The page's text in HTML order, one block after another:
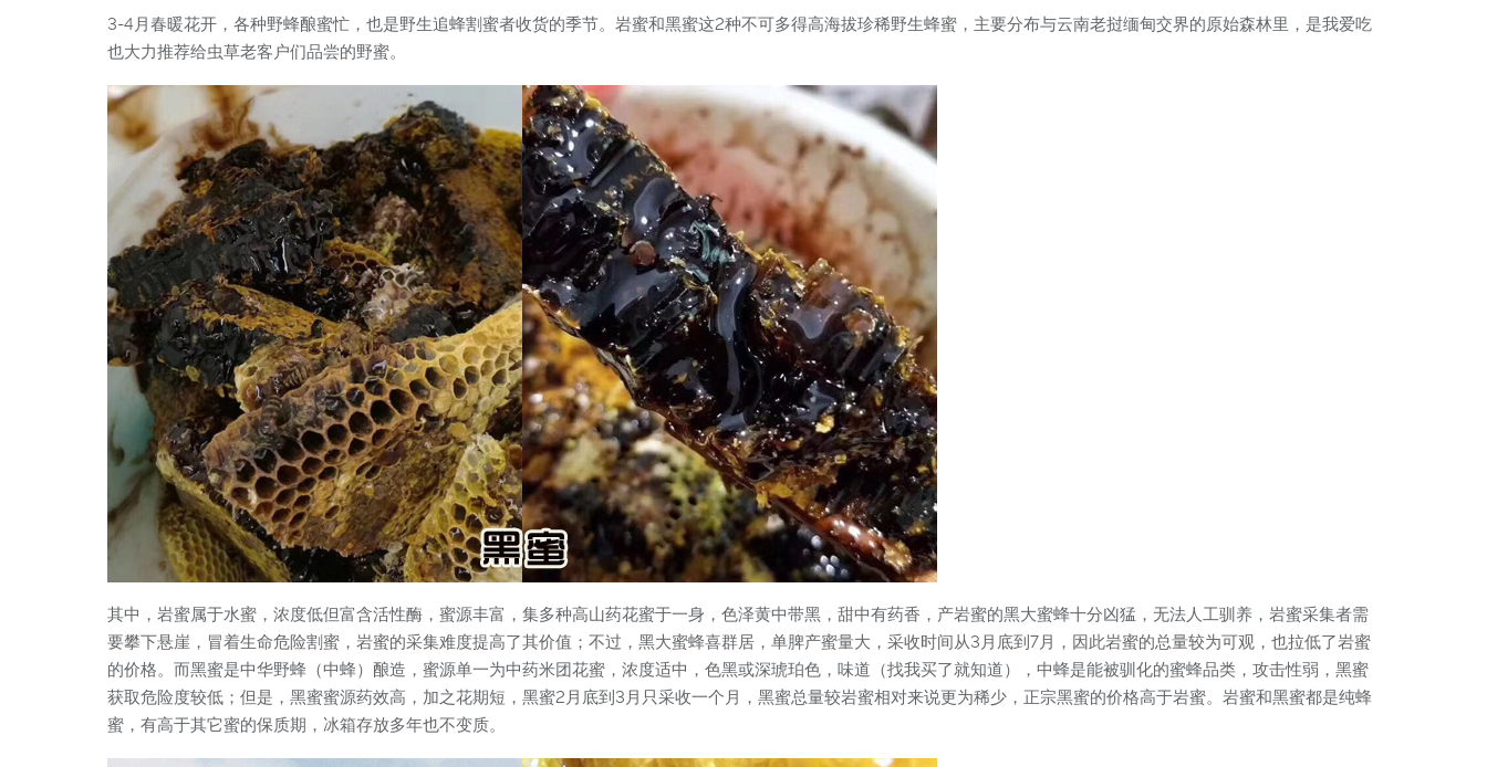
3-4月春暖花开，各种野蜂酿蜜忙，也是野生追蜂割蜜者收货的季节。岩蜜和黑蜜这2种不可多得高海拔珍稀野生蜂蜜，主要分布与云南老挝缅甸交界的原始森林里，是我爱吃
也大力推荐给虫草老客户们品尝的野蜜。
其中，岩蜜属于水蜜，浓度低但富含活性酶，蜜源丰富，集多种高山药花蜜于一身，色泽黄中带黑，甜中有药香，产岩蜜的黑大蜜蜂十分凶猛，无法人工驯养，岩蜜采集者需
要攀下悬崖，冒着生命危险割蜜，岩蜜的采集难度提高了其价值；不过，黑大蜜蜂喜群居，单脾产蜜量大，采收时间从3月底到7月，因此岩蜜的总量较为可观，也拉低了岩蜜
的价格。而黑蜜是中华野蜂（中蜂）酿造，蜜源单一为中药米团花蜜，浓度适中，色黑或深琥珀色，味道（找我买了就知道），中蜂是能被驯化的蜜蜂品类，攻击性弱，黑蜜
获取危险度较低；但是，黑蜜蜜源药效高，加之花期短，黑蜜2月底到3月只采收一个月，黑蜜总量较岩蜜相对来说更为稀少，正宗黑蜜的价格高于岩蜜。岩蜜和黑蜜都是纯蜂
蜜，有高于其它蜜的保质期，冰箱存放多年也不变质。